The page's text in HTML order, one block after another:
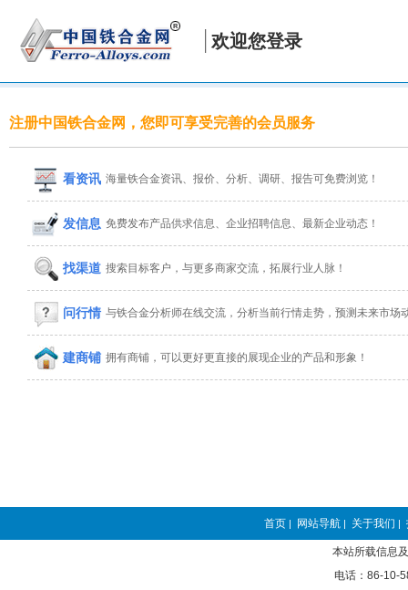
欢迎您登录
注册中国铁合金网，您即可享受完善的会员服务
看资讯 海量铁合金资讯、报价、分析、调研、报告可免费浏览！
发信息 免费发布产品供求信息、企业招聘信息、最新企业动态！
找渠道 搜索目标客户，与更多商家交流，拓展行业人脉！
问行情 与铁合金分析师在线交流，分析当前行情走势，预测未来市场
建商铺 拥有商铺，可以更好更直接的展现企业的产品和形象！
首页 | 网站导航 | 关于我们 |
本站所载信息
电话：86-10-